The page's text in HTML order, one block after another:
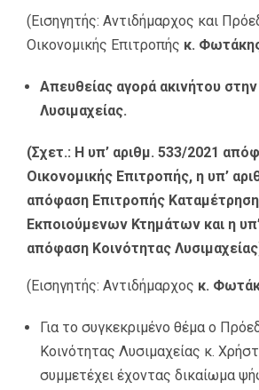
(Εισηγητής: Αντιδήμαρχος και
Οικονομικής Επιτροπής κ.
Απευθείας αγορά ακινήτου
Λυσιμαχείας.
(Σχετ.: Η υπ’ αριθμ. 533/2021
Οικονομικής Επιτροπής, η υπ’
απόφαση Επιτροπής
Εκποιούμενων Κτημάτων και η
απόφαση Κοινότητας
(Εισηγητής: Αντιδήμαρχος κ.
Για το συγκεκριμένο θέμα ο
Κοινότητας Λυσιμαχείας κ.
συμμετέχει έχοντας δικαίωμα